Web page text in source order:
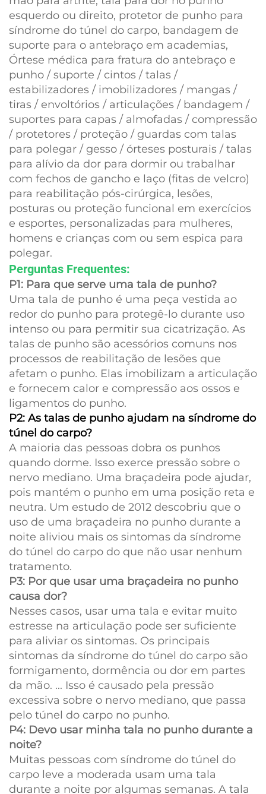
esquerdo ou direito, protetor de punho para
síndrome do túnel do carpo, bandagem de
suporte para o antebraço em academias,
Órtese médica para fratura do antebraço e
punho / suporte / cintos / talas /
estabilizadores / imobilizadores / mangas /
tiras / envoltórios / articulações / bandagem /
suportes para capas / almofadas / compressão
/ protetores / proteção / guardas com talas
para polegar / gesso / órteses posturais / talas
para alívio da dor para dormir ou trabalhar
com fechos de gancho e laço (fitas de velcro)
para reabilitação pós-cirúrgica, lesões,
posturas ou proteção funcional em exercícios
e esportes, personalizadas para mulheres,
homens e crianças com ou sem espica para
polegar.
Perguntas Frequentes:
P1: Para que serve uma tala de punho?
Uma tala de punho é uma peça vestida ao
redor do punho para protegê-lo durante uso
intenso ou para permitir sua cicatrização. As
talas de punho são acessórios comuns nos
processos de reabilitação de lesões que
afetam o punho. Elas imobilizam a articulação
e fornecem calor e compressão aos ossos e
ligamentos do punho.
P2: As talas de punho ajudam na síndrome do
túnel do carpo?
A maioria das pessoas dobra os punhos
quando dorme. Isso exerce pressão sobre o
nervo mediano. Uma braçadeira pode ajudar,
pois mantém o punho em uma posição reta e
neutra. Um estudo de 2012 descobriu que o
uso de uma braçadeira no punho durante a
noite aliviou mais os sintomas da síndrome
do túnel do carpo do que não usar nenhum
tratamento.
P3: Por que usar uma braçadeira no punho
causa dor?
Nesses casos, usar uma tala e evitar muito
estresse na articulação pode ser suficiente
para aliviar os sintomas. Os principais
sintomas da síndrome do túnel do carpo são
formigamento, dormência ou dor em partes
da mão. ... Isso é causado pela pressão
excessiva sobre o nervo mediano, que passa
pelo túnel do carpo no punho.
P4: Devo usar minha tala no punho durante a
noite?
Muitas pessoas com síndrome do túnel do
carpo leve a moderada usam uma tala
durante a noite por algumas semanas. A tala